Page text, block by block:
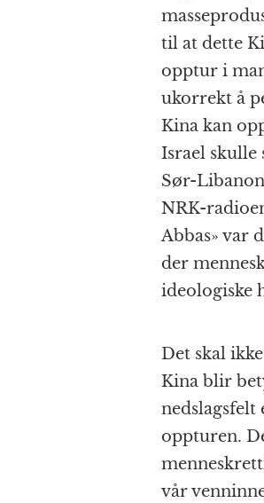
til at dette
opptur i
ukorrekt å
Kina kan
Israel skulle
Sør-
NRK-
Abbas» var
der
ideologiske
Det skal
Kina blir
nedslagsfelt
oppturen.
vår